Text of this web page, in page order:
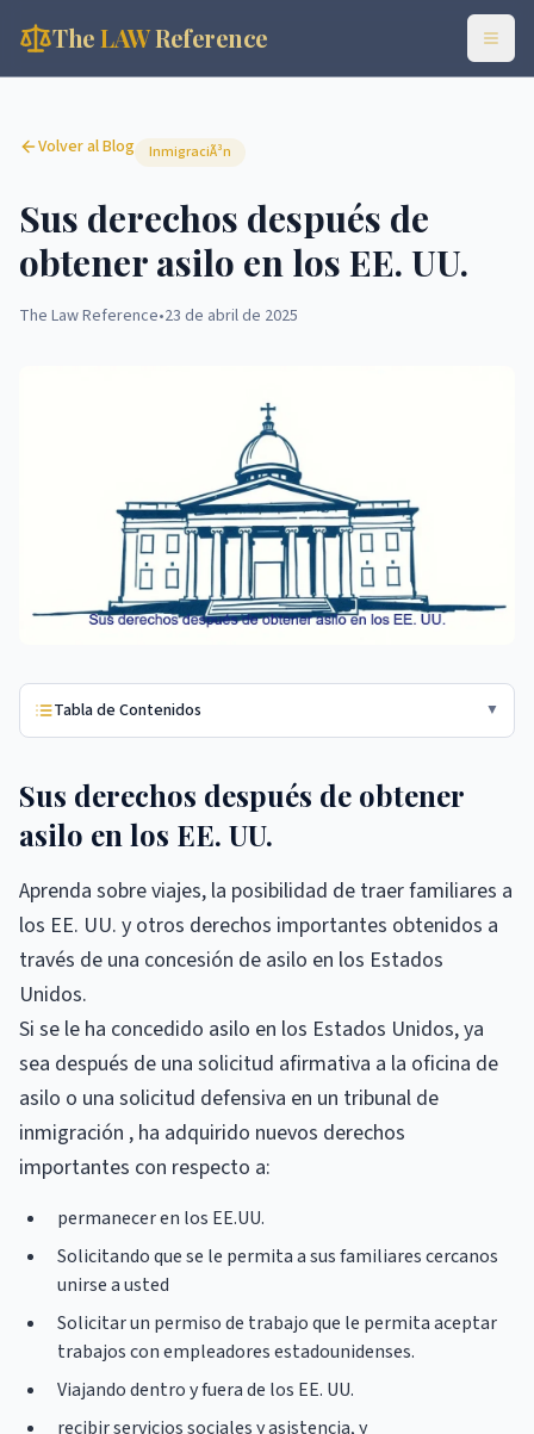
TheLAWReference
Volver al Blog InmigraciÃ³n
Sus derechos después de
obtener asilo en los EE. UU.
The Law Reference•23 de abril de 2025
Tabla de Contenidos ▼
Sus derechos después de obtener
asilo en los EE. UU.
Aprenda sobre viajes, la posibilidad de traer familiares a
los EE. UU. y otros derechos importantes obtenidos a
través de una concesión de asilo en los Estados
Unidos.
Si se le ha concedido asilo en los Estados Unidos, ya
sea después de una solicitud afirmativa a la oficina de
asilo o una solicitud defensiva en un tribunal de
inmigración , ha adquirido nuevos derechos
importantes con respecto a:
permanecer en los EE.UU.
Solicitando que se le permita a sus familiares cercanos
unirse a usted
Solicitar un permiso de trabajo que le permita aceptar
trabajos con empleadores estadounidenses.
Viajando dentro y fuera de los EE. UU.
recibir servicios sociales y asistencia, y